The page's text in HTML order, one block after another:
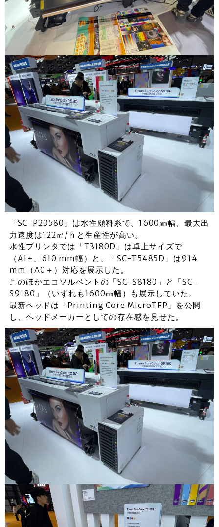
「SC-P20580」は水性顔料系で、1600㎜幅、最大出
力速度は122㎡/ｈと生産性が高い。
水性プリンタでは「T3180D」は卓上サイズで
（A1+、610 mm幅）と、「SC-T5485D」は914
mm（A0＋）対応を展示した。
このほかエコソルベントの「SC-S8180」と「SC-
S9180」（いずれも1600㎜幅）も展示していた。
最新ヘッドは「Printing Core MicroTFP」を公開
し、ヘッドメーカーとしての存在感を見せた。